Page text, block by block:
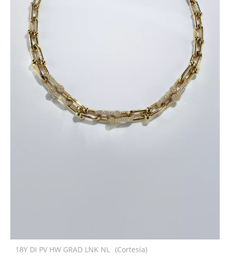
18Y DI PV HW GRAD LNK NL (Cortesía)